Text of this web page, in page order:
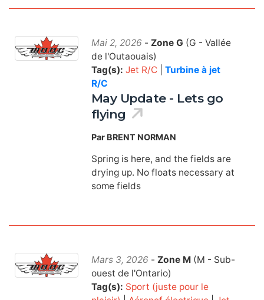
Mai 2, 2026 - Zone G (G - Vallée
de l'Outaouais)
Tag(s): Jet R/C| Turbine à jet
R/C
May Update - Lets go
flying
Par BRENT NORMAN
Spring is here, and the fields are
drying up. No floats necessary at
some fields
Mars 3, 2026 - Zone M(M - Sub-
ouest de l'Ontario)
Tag(s): Sport (juste pour le